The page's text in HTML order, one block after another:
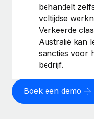
behandelt
voltijdse
Verkeerde
Australië kan
sancties voor
bedrijf.
Boek een demo